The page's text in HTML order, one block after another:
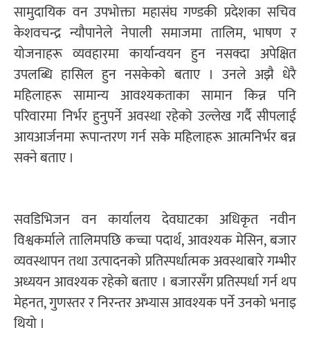
सामुदायिक वन उपभोक्ता महासंघ गण्डकी प्रदेशका सचिव
केशवचन्द्र न्यौपानेले नेपाली समाजमा तालिम, भाषण र
योजनाहरू व्यवहारमा कार्यान्वयन हुन नसक्दा अपेक्षित
उपलब्धि हासिल हुन नसकेको बताए । उनले अझै धेरै
महिलाहरू सामान्य आवश्यकताका सामान किन्न पनि
परिवारमा निर्भर हुनुपर्ने अवस्था रहेको उल्लेख गर्दै सीपलाई
आयआर्जनमा रूपान्तरण गर्न सके महिलाहरू आत्मनिर्भर बन्न
सक्ने बताए ।
सवडिभिजन वन कार्यालय देवघाटका अधिकृत नवीन
विश्वकर्माले तालिमपछि कच्चा पदार्थ, आवश्यक मेसिन, बजार
व्यवस्थापन तथा उत्पादनको प्रतिस्पर्धात्मक अवस्थाबारे गम्भीर
अध्ययन आवश्यक रहेको बताए । बजारसँग प्रतिस्पर्धा गर्न थप
मेहनत, गुणस्तर र निरन्तर अभ्यास आवश्यक पर्ने उनको भनाइ
थियो ।